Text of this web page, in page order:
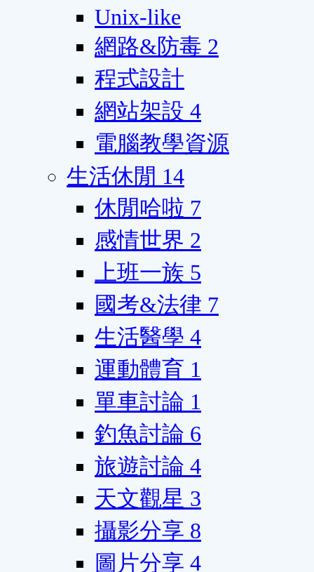
Unix-like
網路&防毒 2
程式設計
網站架設 4
電腦教學資源
生活休閒 14
休閒哈啦 7
感情世界 2
上班一族 5
國考&法律 7
生活醫學 4
運動體育 1
單車討論 1
釣魚討論 6
旅遊討論 4
天文觀星 3
攝影分享 8
圖片分享 4